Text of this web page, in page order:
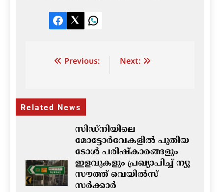
Facebook
TwitterLinkedIn
Post Previous: Next:
Related News
സിഡ്നിയിലെ
മോട്ടോർവേകളിൽ പുതിയ
ടോൾ പരിഷ്‌കാരങ്ങളും
ഇളവുകളും പ്രഖ്യാപിച്ച് ന്യൂ
സൗത്ത് വെയിൽസ്
സർക്കാർ